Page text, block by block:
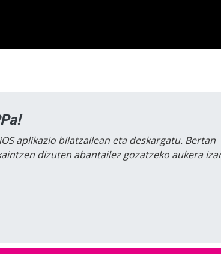
aplikazio bilatzailean eta deskargatu. Bertan
dizuten abantailez gozatzeko aukera